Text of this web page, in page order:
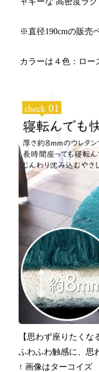
※直径190cmの販売
カラーは４色：ロー
【思わず座りたくな
ふわふわ触感に、思
↑ 画像はターコイズ